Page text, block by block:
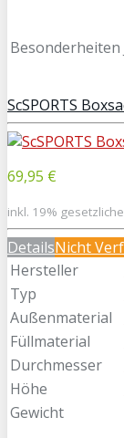
Besonderheiten
ScSPORTS
69,95 €
inkl. 19%
DetailsNicht
Hersteller
Typ
Außenmaterial
Füllmaterial
Durchmesser
Höhe
Gewicht